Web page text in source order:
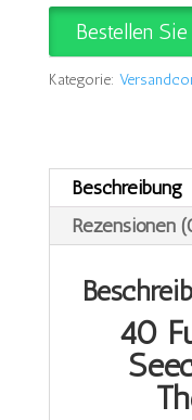
High
Cube
Seecontainer
Bestellen
Kategorie:
Beschreibung
Rezensionen
40